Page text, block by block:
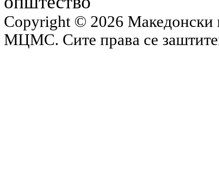
Copyright © 2026 Македонски
МЦМС. Сите права се